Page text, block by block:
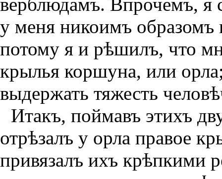
у меня никоимъ образомъ
потому я и рѣшилъ, что
крылья коршуна, или
выдержать тяжесть
Итакъ, поймавъ этихъ
отрѣзалъ у орла правое
привязалъ ихъ крѣпкими